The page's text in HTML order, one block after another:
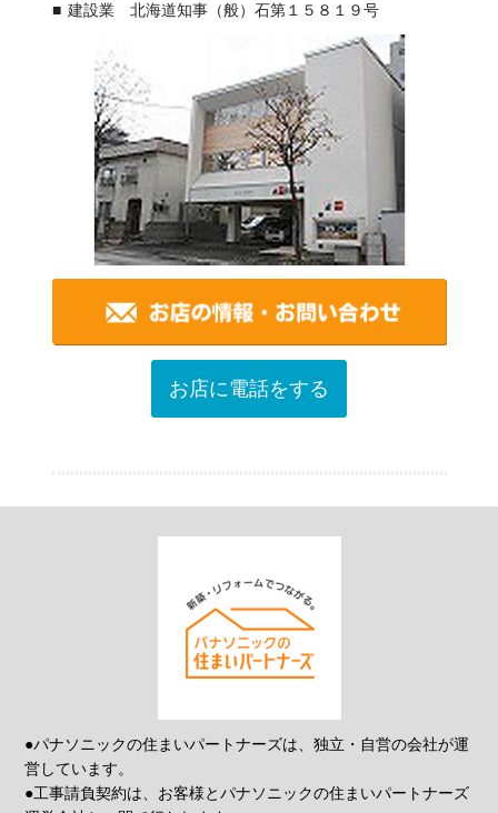
建設業 北海道知事（般）石第１５８１９号
お店に電話をする
●パナソニックの住まいパートナーズは、独立・自営の会社が運
営しています。
●工事請負契約は、お客様とパナソニックの住まいパートナーズ